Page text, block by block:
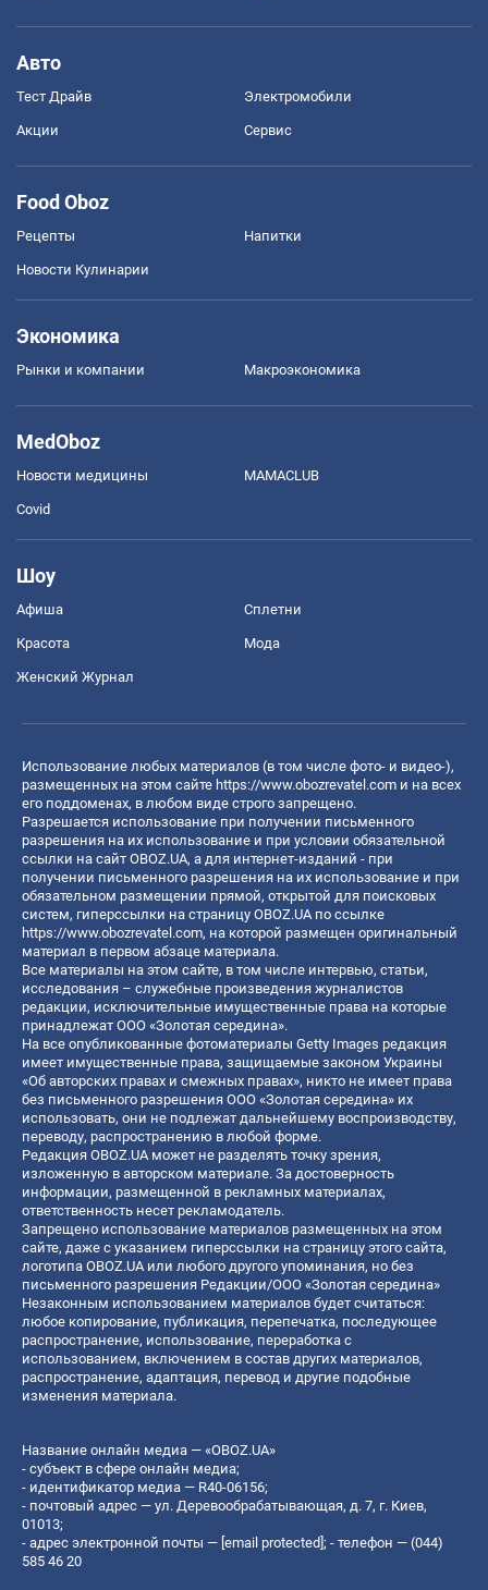
Авто
Тест Драйв Электромобили
Акции Сервис
Food Oboz
Рецепты Напитки
Новости Кулинарии
Экономика
Рынки и компании Mакроэкономика
MedOboz
Новости медицины MAMACLUB
Covid
Шоу
Афиша Сплетни
Красота Мода
Женский Журнал
Использование любых материалов (в том числе фото- и видео-),
размещенных на этом сайте https://www.obozrevatel.com и на всех
его поддоменах, в любом виде строго запрещено.
Разрешается использование при получении письменного
разрешения на их использование и при условии обязательной
ссылки на сайт OBOZ.UA, а для интернет-изданий - при
получении письменного разрешения на их использование и при
обязательном размещении прямой, открытой для поисковых
систем, гиперссылки на страницу OBOZ.UA по ссылке
https://www.obozrevatel.com, на которой размещен оригинальный
материал в первом абзаце материала.
Все материалы на этом сайте, в том числе интервью, статьи,
исследования – служебные произведения журналистов
редакции, исключительные имущественные права на которые
принадлежат ООО «Золотая середина».
На все опубликованные фотоматериалы Getty Images редакция
имеет имущественные права, защищаемые законом Украины
«Об авторских правах и смежных правах», никто не имеет права
без письменного разрешения ООО «Золотая середина» их
использовать, они не подлежат дальнейшему воспроизводству,
переводу, распространению в любой форме.
Редакция OBOZ.UA может не разделять точку зрения,
изложенную в авторском материале. За достоверность
информации, размещенной в рекламных материалах,
ответственность несет рекламодатель.
Запрещено использование материалов размещенных на этом
сайте, даже с указанием гиперссылки на страницу этого сайта,
логотипа OBOZ.UA или любого другого упоминания, но без
письменного разрешения Редакции/ООО «Золотая середина»
Незаконным использованием материалов будет считаться:
любое копирование, публикация, перепечатка, последующее
распространение, использование, переработка с
использованием, включением в состав других материалов,
распространение, адаптация, перевод и другие подобные
изменения материала.
Название онлайн медиа — «OBOZ.UA»
- субъект в сфере онлайн медиа;
- идентификатор медиа — R40-06156;
- почтовый адрес — ул. Деревообрабатывающая, д. 7, г. Киев,
01013;
- адрес электронной почты — [email protected]; - телефон — (044)
585 46 20